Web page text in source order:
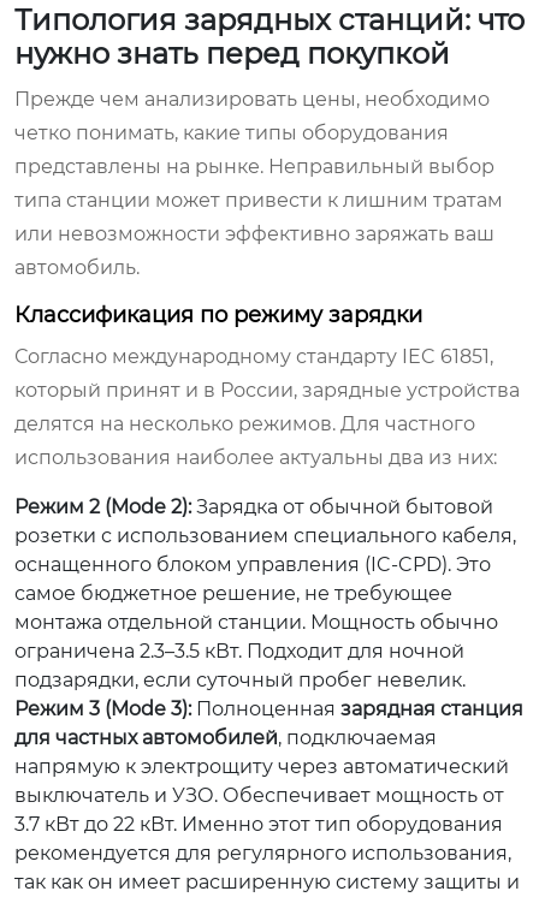
Типология зарядных станций: что
нужно знать перед покупкой
Прежде чем анализировать цены, необходимо
четко понимать, какие типы оборудования
представлены на рынке. Неправильный выбор
типа станции может привести к лишним тратам
или невозможности эффективно заряжать ваш
автомобиль.
Классификация по режиму зарядки
Согласно международному стандарту IEC 61851,
который принят и в России, зарядные устройства
делятся на несколько режимов. Для частного
использования наиболее актуальны два из них:
Режим 2 (Mode 2):Зарядка от обычной бытовой
розетки с использованием специального кабеля,
оснащенного блоком управления (IC-CPD). Это
самое бюджетное решение, не требующее
монтажа отдельной станции. Мощность обычно
ограничена 2.3–3.5 кВт. Подходит для ночной
подзарядки, если суточный пробег невелик.
Режим 3 (Mode 3):Полноценная зарядная станция
для частных автомобилей, подключаемая
напрямую к электрощиту через автоматический
выключатель и УЗО. Обеспечивает мощность от
3.7 кВт до 22 кВт. Именно этот тип оборудования
рекомендуется для регулярного использования,
так как он имеет расширенную систему защиты и